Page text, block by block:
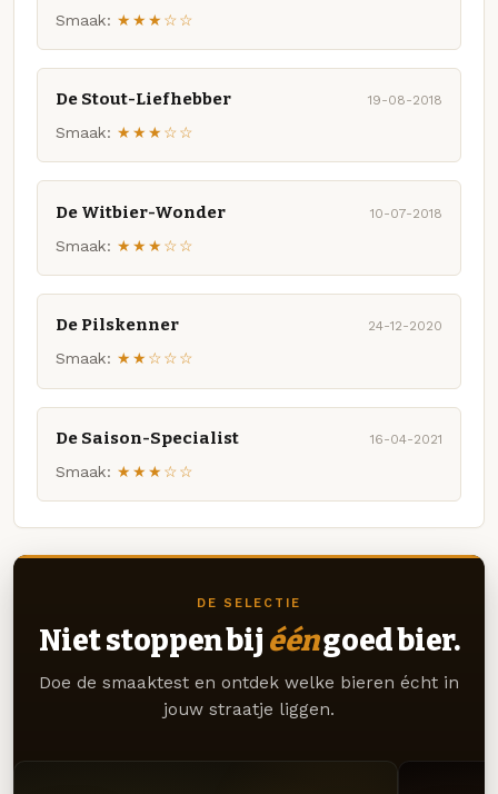
Smaak: ★★★☆☆
De Stout-Liefhebber 19-08-2018
Smaak: ★★★☆☆
De Witbier-Wonder 10-07-2018
Smaak: ★★★☆☆
De Pilskenner 24-12-2020
Smaak: ★★☆☆☆
De Saison-Specialist 16-04-2021
Smaak: ★★★☆☆
DE SELECTIE
Niet stoppen bij ééngoed bier.
Doe de smaaktest en ontdek welke bieren écht in
jouw straatje liggen.